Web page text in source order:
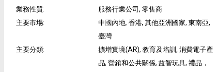
業務性質:
服務行業公司, 零售商
主要市場:
中國內地, 香港, 其他亞洲國家, 東南亞,
臺灣
主要分類:
擴增實境(AR), 教育及培訓, 消費電子產
品, 營銷和公共關係, 益智玩具, 禮品，